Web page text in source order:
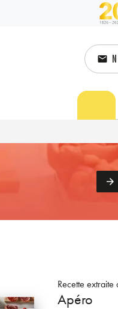
email
arrow_forward
Recette extraite
Apéro